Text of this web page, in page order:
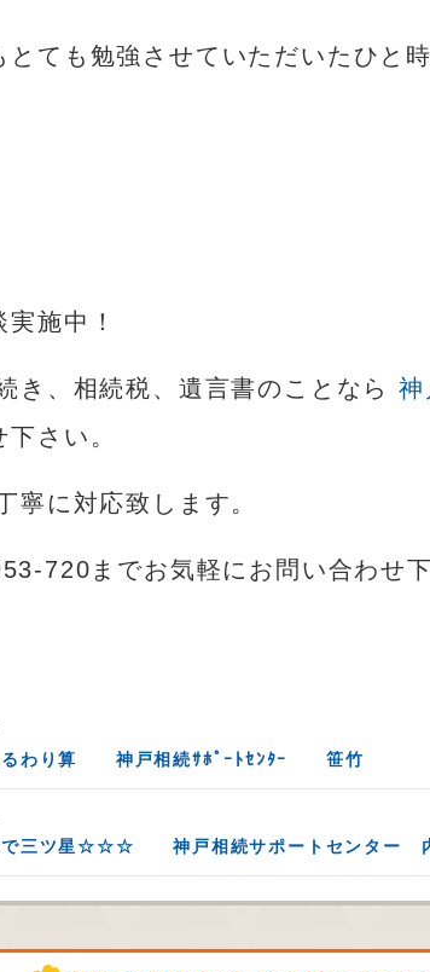
ても勉強させていただいたひと
施中！
き、相続税、遺言書のことなら
さい。
寧に対応致します。
720までお気軽にお問い合わせ
るわり算 神戸相続ｻﾎﾟｰﾄｾﾝﾀｰ 笹竹
で三ツ星☆☆☆ 神戸相続サポートセンター